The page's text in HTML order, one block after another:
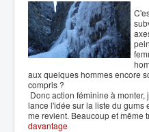
aux quelques hommes encore
compris ?
Donc action féminine à
lance l'idée sur la liste du gums
me revient. Beaucoup et même
davantage